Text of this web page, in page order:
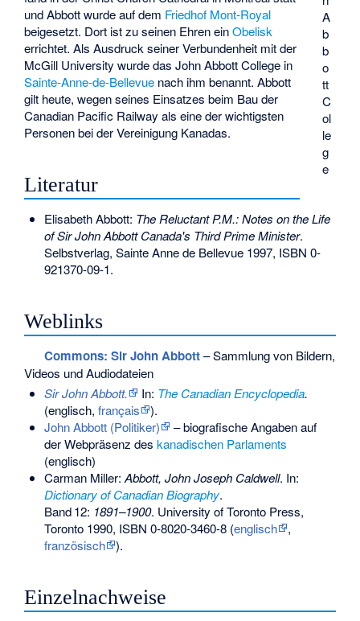
A
b
b
o
tt
C
ol
le
g
e
und Abbott wurde auf dem Friedhof Mont-Royal
beigesetzt. Dort ist zu seinen Ehren einObelisk
errichtet. Als Ausdruck seiner Verbundenheit mit der
McGill University wurde dasJohn Abbott College in
Sainte-Anne-de-Bellevue nach ihm benannt. Abbott
gilt heute, wegen seines Einsatzes beim Bau der
Canadian Pacific Railway als eine der wichtigsten
Personen bei der Vereinigung Kanadas.
Literatur
Elisabeth Abbott: The Reluctant P.M.: Notes on the Life
of Sir John Abbott Canada's Third Prime Minister.
Selbstverlag, Sainte Anne de Bellevue 1997, ISBN 0-
921370-09-1.
Weblinks
Commons: Sir John Abbott– Sammlung von Bildern,
Videos und Audiodateien
Sir John Abbott.
In: The Canadian Encyclopedia.
(englisch, français
).
John Abbott (Politiker)
– biografische Angaben auf
der Webpräsenz des kanadischen Parlaments
(englisch)
Carman Miller: Abbott, John Joseph Caldwell. In:
Dictionary of Canadian Biography.
Band 12: 1891–1900. University of Toronto Press,
Toronto 1990, ISBN 0-8020-3460-8(englisch
,
französisch
).
Einzelnachweise